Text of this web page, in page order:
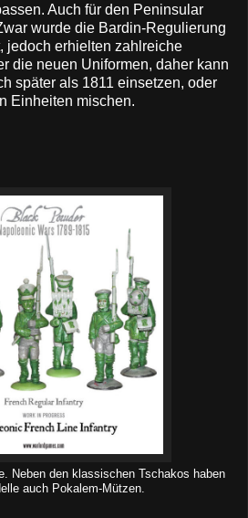
Auch für den Peninsular
wurde die Bardin-Regulierung
jedoch erhielten zahlreiche
die neuen Uniformen, daher kann
später als 1811 einsetzen, oder
Einheiten mischen.
Neben den klassischen Tschakos haben
auch Pokalem-Mützen.